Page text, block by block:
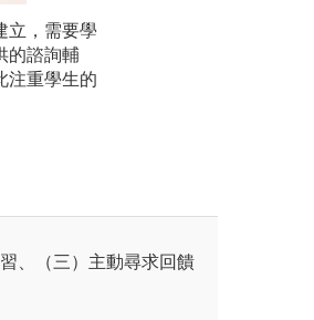
立，需要學
的諮詢輔
注重學生的
、（三）主動尋求回饋